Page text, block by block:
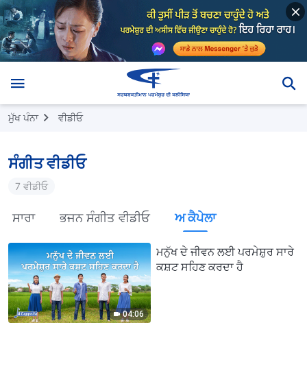
ਮੁੱਖ ਪੰਨਾ ਵੀਡੀਓ
ਸੰਗੀਤ ਵੀਡੀਓ
7 ਵੀਡੀਓ
ਸਾਰਾ ਭਜਨ ਸੰਗੀਤ ਵੀਡੀਓ ਅ ਕੈਪੇਲਾ
04:06
ਮਨੁੱਖ ਦੇ ਜੀਵਨ ਲਈ ਪਰਮੇਸ਼ੁਰ ਸਾਰੇ
ਕਸ਼ਟ ਸਹਿਣ ਕਰਦਾ ਹੈ